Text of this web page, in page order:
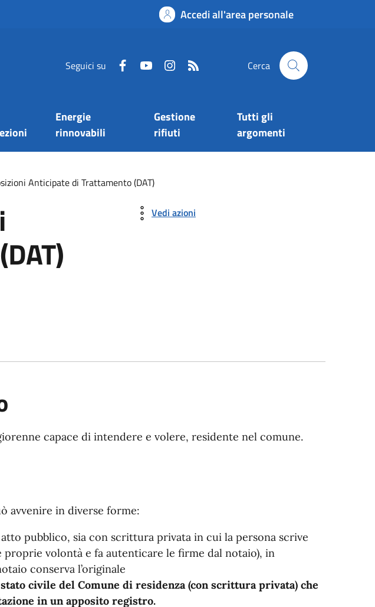
Accedi all'area personale
Seguici su Cerca
Energie
rinnovabili
Gestione
rifiuti
Tutti gli
argomenti
Anticipate di Trattamento (DAT)
Vedi azioni
capace di intendere e volere, residente nel comune.
avvenire in diverse forme:
pubblico, sia con scrittura privata in cui la persona scrive
proprie volontà e fa autenticare le firme dal notaio), in
conserva l’originale
civile del Comune di residenza (con scrittura privata) che
in un apposito registro.